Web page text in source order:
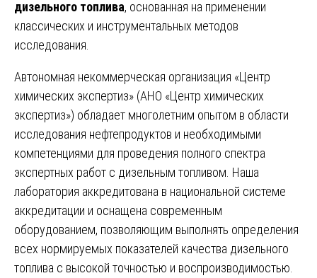
дизельного топлива, основанная на применении
классических и инструментальных методов
исследования.
Автономная некоммерческая организация «Центр
химических экспертиз» (АНО «Центр химических
экспертиз») обладает многолетним опытом в области
исследования нефтепродуктов и необходимыми
компетенциями для проведения полного спектра
экспертных работ с дизельным топливом. Наша
лаборатория аккредитована в национальной системе
аккредитации и оснащена современным
оборудованием, позволяющим выполнять определения
всех нормируемых показателей качества дизельного
топлива с высокой точностью и воспроизводимостью.